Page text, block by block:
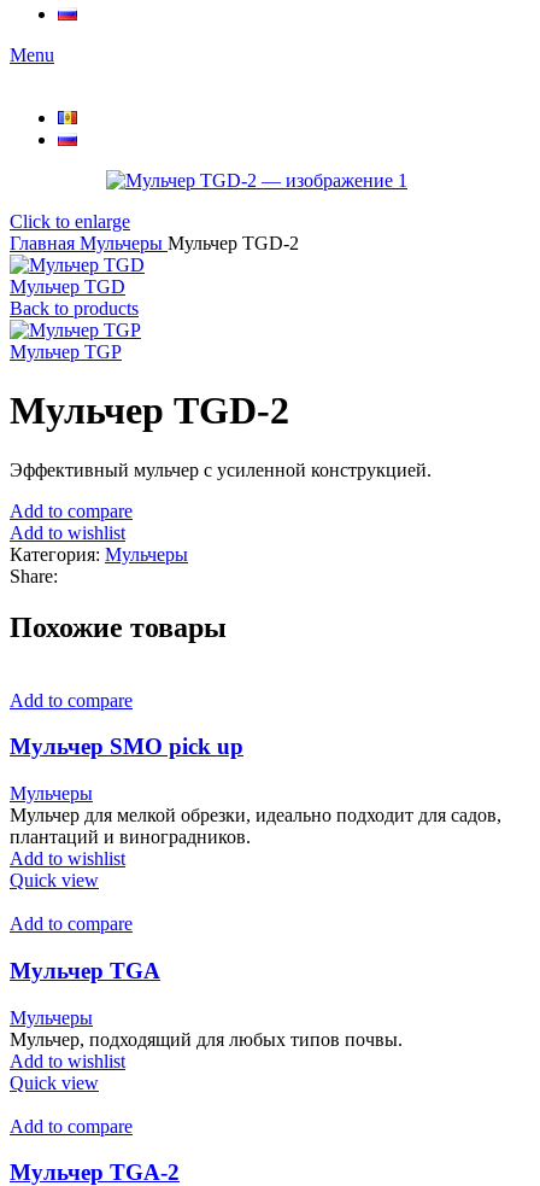
Menu
Click to enlarge
Главная Мульчеры Мульчер TGD-2
Мульчер TGD
Back to products
Мульчер TGP
Мульчер TGD-2
Эффективный мульчер с усиленной конструкцией.
Add to compare
Add to wishlist
Категория: Мульчеры
Share:
Похожие товары
Add to compare
Мульчер SMO pick up
Мульчеры
Мульчер для мелкой обрезки, идеально подходит для садов,
плантаций и виноградников.
Add to wishlist
Quick view
Add to compare
Мульчер TGA
Мульчеры
Мульчер, подходящий для любых типов почвы.
Add to wishlist
Quick view
Add to compare
Мульчер TGA-2